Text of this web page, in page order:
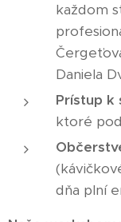
každom
Daniela
Prístup k
ktoré
dňa plní